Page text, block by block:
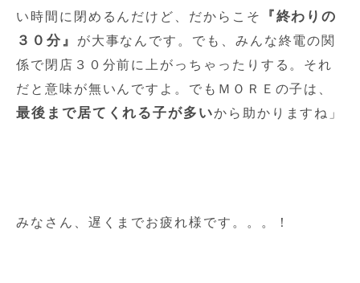
い時間に閉めるんだけど、だからこそ
『終わりの
３０分』
が大事なんです。でも、みんな終電の関
係で閉店３０分前に上がっちゃったりする。それ
だと意味が無いんですよ。でもＭＯＲＥの子は、
最後まで居てくれる子が多いから助かりますね」
みなさん、遅くまでお疲れ様です。。。！